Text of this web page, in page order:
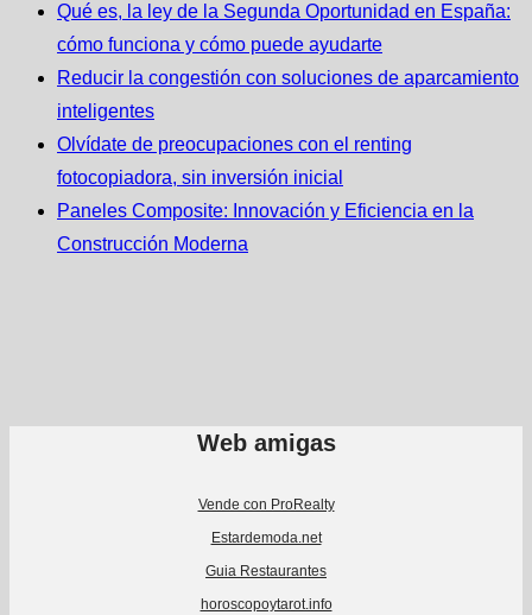
Qué es, la ley de la Segunda Oportunidad en España:
cómo funciona y cómo puede ayudarte
Reducir la congestión con soluciones de aparcamiento
inteligentes
Olvídate de preocupaciones con el renting
fotocopiadora, sin inversión inicial
Paneles Composite: Innovación y Eficiencia en la
Construcción Moderna
Web amigas
Vende con ProRealty
Estardemoda.net
Guia Restaurantes
horoscopoytarot.info